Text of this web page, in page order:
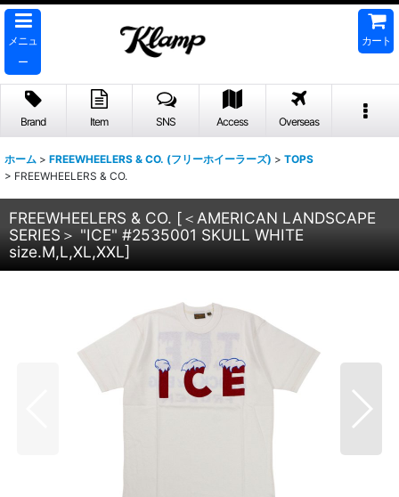
メニュ
ー
カート
Brand Item SNS Access Overseas
ホーム > FREEWHEELERS & CO. (フリーホイーラーズ) > TOPS
> FREEWHEELERS & CO.
FREEWHEELERS & CO. [＜AMERICAN LANDSCAPE
SERIES＞ "ICE" #2535001 SKULL WHITE
size.M,L,XL,XXL]